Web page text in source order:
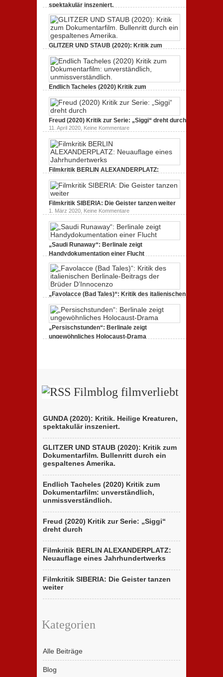
spektakulär inszeniert.
GUNDA
(2020):
Kritik.
Kreaturen,
spektakulär
GLITZER UND STAUB (2020): Kritik zum
Dokumentarfilm. Bullenritt durch ein
gespaltenes Amerika.
3. Oktober 2020,Keine Kommentarezu
UND
STAUB
Kritik
zum
Bullenritt
durch
ein
Endlich Tacheles (2020) Kritik zum
Dokumentarfilm: unverständlich,
unmissverständlich.
19. Mai 2020,Keine Kommentare
Endlich
Tacheles
(2020)
unverständlich,
Freud (2020) Kritik zur Serie: „Siggi“ dreht durch
11. April 2020, Keine Kommentarezu
Freud
(2020)
zur
dreht
durch
Filmkritik BERLIN ALEXANDERPLATZ:
Neuauflage eines Jahrhundertwerks
1. März 2020,Keine Kommentarezu
BERLIN
ALEXANDERPLATZ:
Neuauflage
eines
Jahrhundertwerks
Filmkritik SIBERIA: Die Geister tanzen weiter
1. März 2020, Keine Kommentarezu
Filmkritik
SIBERIA:
Die
Geister
tanzen
weiter
„Saudi Runaway“: Berlinale zeigt
Handydokumentation einer Flucht
„Saudi
Runaway“:
Berlinale
Handydokumentation
einer
„Favolacce (Bad Tales)“: Kritik des italienischen
Berlinale-Beitrags der Brüder D’Innocenzo
25. Februar 2020,Keine Kommentarezu
„Favolacce
(Bad
Tales)“:
Kritik
des
„Persischstunden“: Berlinale zeigt
ungewöhnliches Holocaust-Drama
Filmblog filmverliebt
GUNDA (2020): Kritik. Heilige Kreaturen,
spektakulär inszeniert.
GLITZER UND STAUB (2020): Kritik zum
Dokumentarfilm. Bullenritt durch ein
gespaltenes Amerika.
Endlich Tacheles (2020) Kritik zum
Dokumentarfilm: unverständlich,
unmissverständlich.
Freud (2020) Kritik zur Serie: „Siggi“
dreht durch
Filmkritik BERLIN ALEXANDERPLATZ:
Neuauflage eines Jahrhundertwerks
Filmkritik SIBERIA: Die Geister tanzen
weiter
Kategorien
Alle Beiträge
Blog